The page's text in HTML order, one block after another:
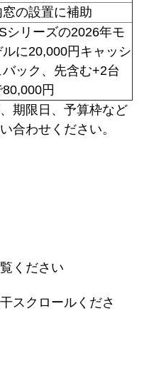
窓の設置に補助
シリーズの2026年モ
ルに20,000円キャッシ
バック、先含む+2台
80,000円
期限日、予算枠など
合わせください。
ください
スクロールくださ